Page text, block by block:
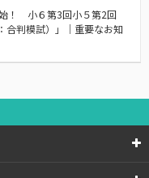
！ 小６第3回小５第2回
合判模試）」｜重要なお知